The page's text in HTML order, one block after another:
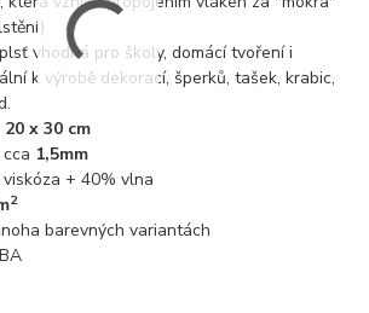
vhodná pro školy, domácí tvoření i
k výrobě dekorací, šperků, tašek, krabic,
20 x 30 cm
1,5mm
+ 40% vlna
2
barevných variantách